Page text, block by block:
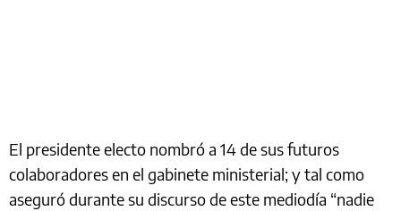
El presidente electo nombró a 14 de sus futuros
colaboradores en el gabinete ministerial; y tal como
aseguró durante su discurso de este mediodía “nadie